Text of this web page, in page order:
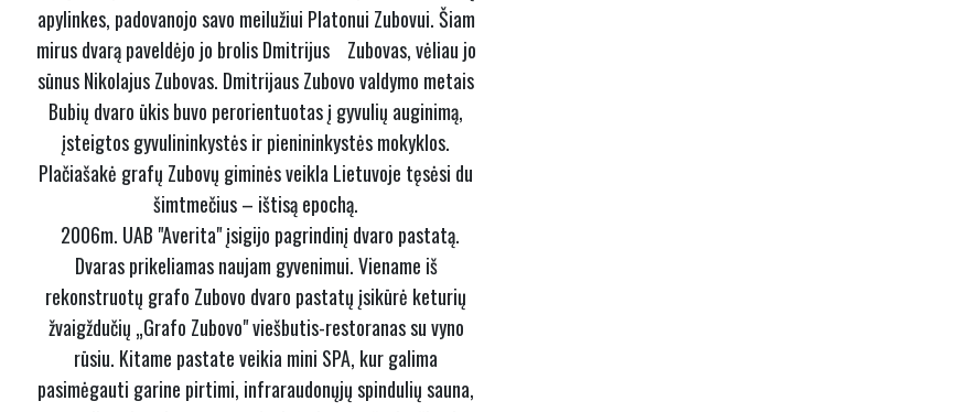
apylinkes, padovanojo savo meilužiui Platonui Zubovui. Šiam
mirus dvarą paveldėjo jo brolis Dmitrijus Zubovas, vėliau jo
sūnus Nikolajus Zubovas. Dmitrijaus Zubovo valdymo metais
Bubių dvaro ūkis buvo perorientuotas į gyvulių auginimą,
įsteigtos gyvulininkystės ir pienininkystės mokyklos.
Plačiašakė grafų Zubovų giminės veikla Lietuvoje tęsėsi du
šimtmečius – ištisą epochą.
2006m. UAB "Averita" įsigijo pagrindinį dvaro pastatą.
Dvaras prikeliamas naujam gyvenimui. Viename iš
rekonstruotų grafo Zubovo dvaro pastatų įsikūrė keturių
žvaigždučių „Grafo Zubovo" viešbutis-restoranas su vyno
rūsiu. Kitame pastate veikia mini SPA, kur galima
pasimėgauti garine pirtimi, infraraudonųjų spindulių sauna,